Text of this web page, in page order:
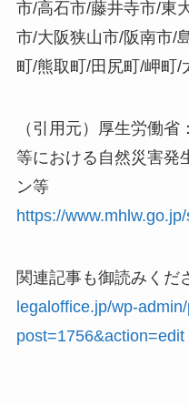
市/高石市/藤井寺市/東
市/大阪狭山市/阪南市/
町/熊取町/田尻町/岬町/
（引用元）厚生労働
等における自然災害発
ン等
https://
関連記事も御読みくだ
legaloffice.jp/wp-
post=1756&action=edit